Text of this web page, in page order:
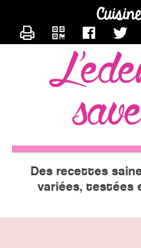
l'eden des
Des recettes
variées, testées